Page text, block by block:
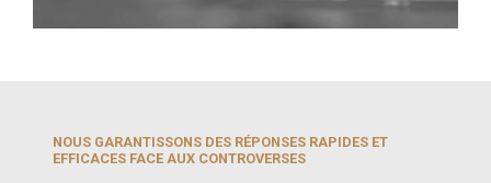
NOUS GARANTISSONS DES RÉPONSES RAPIDES ET
EFFICACES FACE AUX CONTROVERSES